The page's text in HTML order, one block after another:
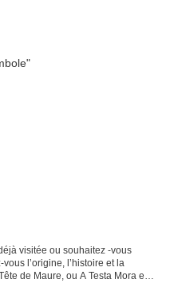
visitée ou souhaitez -vous
l’origine, l’histoire et la
de Maure, ou A Testa Mora en